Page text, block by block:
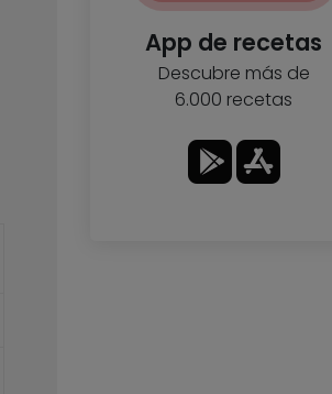
App de recetas
Descubre más de
6.000 recetas